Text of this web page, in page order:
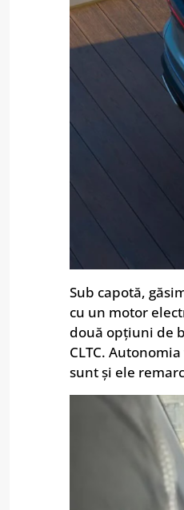
Sub capotă,
cu un motor
două opțiuni de
CLTC.
sunt și ele